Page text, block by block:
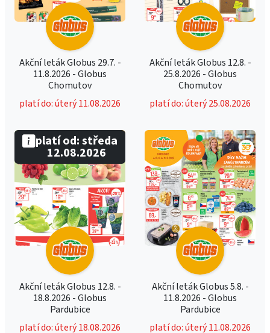
Akční leták Globus 29.7. -
11.8.2026 - Globus
Chomutov
platí do: úterý 11.08.2026
Akční leták Globus 12.8. -
25.8.2026 - Globus
Chomutov
platí do: úterý 25.08.2026
Akční leták Globus 12.8. -
18.8.2026 - Globus
Pardubice
platí do: úterý 18.08.2026
platí od: středa
12.08.2026
Akční leták Globus 5.8. -
11.8.2026 - Globus
Pardubice
platí do: úterý 11.08.2026